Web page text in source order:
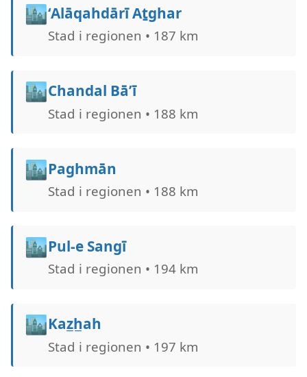
🏙️‘Alāqahdārī Aṯghar
Stad i regionen • 187 km
🏙️Chandal Bā’ī
Stad i regionen • 188 km
🏙️Paghmān
Stad i regionen • 188 km
🏙️Pul-e Sangī
Stad i regionen • 194 km
🏙️Kaz̲h̲ah
Stad i regionen • 197 km